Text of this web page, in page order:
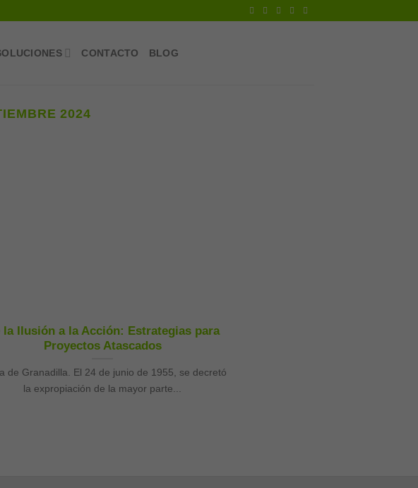
CONTACTO BLOG
2024
la Ilusión a la Acción: Estrategias para
Proyectos Atascados
de Granadilla. El 24 de junio de 1955, se decretó
la expropiación de la mayor parte...